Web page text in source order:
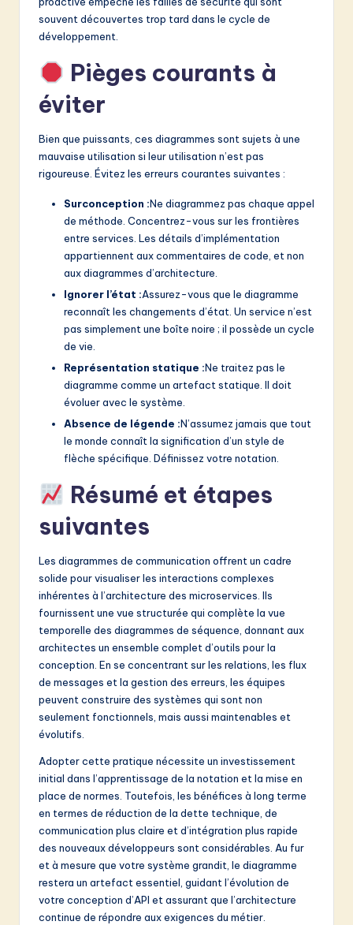
souvent découvertes trop tard dans le cycle de
développement.
Pièges courants à
éviter
Bien que puissants, ces diagrammes sont sujets à une
mauvaise utilisation si leur utilisation n’est pas
rigoureuse. Évitez les erreurs courantes suivantes :
Surconception :Ne diagrammez pas chaque appel
de méthode. Concentrez-vous sur les frontières
entre services. Les détails d’implémentation
appartiennent aux commentaires de code, et non
aux diagrammes d’architecture.
Ignorer l’état :Assurez-vous que le diagramme
reconnaît les changements d’état. Un service n’est
pas simplement une boîte noire ; il possède un cycle
de vie.
Représentation statique :Ne traitez pas le
diagramme comme un artefact statique. Il doit
évoluer avec le système.
Absence de légende :N’assumez jamais que tout
le monde connaît la signification d’un style de
flèche spécifique. Définissez votre notation.
Résumé et étapes
suivantes
Les diagrammes de communication offrent un cadre
solide pour visualiser les interactions complexes
inhérentes à l’architecture des microservices. Ils
fournissent une vue structurée qui complète la vue
temporelle des diagrammes de séquence, donnant aux
architectes un ensemble complet d’outils pour la
conception. En se concentrant sur les relations, les flux
de messages et la gestion des erreurs, les équipes
peuvent construire des systèmes qui sont non
seulement fonctionnels, mais aussi maintenables et
évolutifs.
Adopter cette pratique nécessite un investissement
initial dans l’apprentissage de la notation et la mise en
place de normes. Toutefois, les bénéfices à long terme
en termes de réduction de la dette technique, de
communication plus claire et d’intégration plus rapide
des nouveaux développeurs sont considérables. Au fur
et à mesure que votre système grandit, le diagramme
restera un artefact essentiel, guidant l’évolution de
votre conception d’API et assurant que l’architecture
continue de répondre aux exigences du métier.